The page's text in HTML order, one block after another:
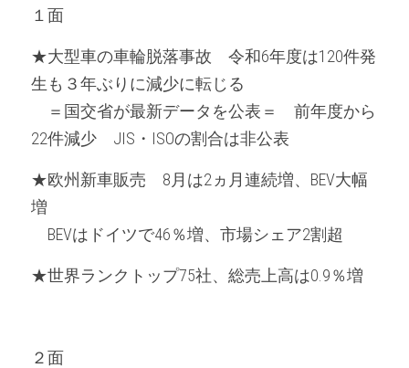
１面
★大型車の車輪脱落事故　令和6年度は120件発
生も３年ぶりに減少に転じる
＝国交省が最新データを公表＝　前年度から
22件減少　JIS・ISOの割合は非公表
★欧州新車販売　8月は2ヵ月連続増、BEV大幅
増
BEVはドイツで46％増、市場シェア2割超
★世界ランクトップ75社、総売上高は0.9％増
２面